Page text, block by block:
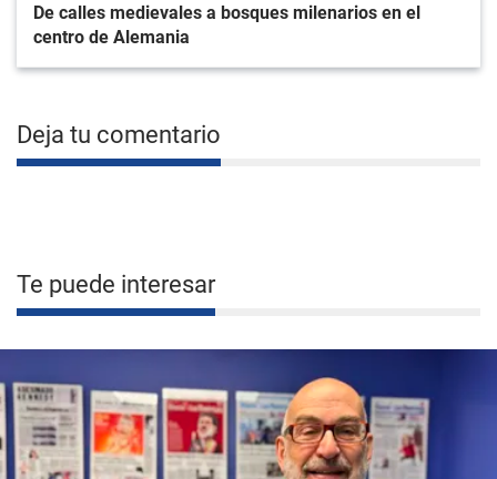
De calles medievales a bosques milenarios en el
centro de Alemania
Deja tu comentario
Te puede interesar